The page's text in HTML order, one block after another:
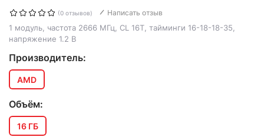
(0 отзывов) Написать отзыв
1 модуль, частота 2666 МГц, CL 16T, тайминги 16-18-18-35,
напряжение 1.2 В
Производитель:
AMD
Объём:
16 ГБ